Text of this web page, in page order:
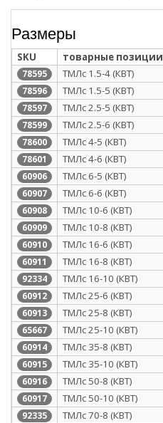
Размеры
SKU товарные позиции
78595 ТМЛс 1.5-4 (КВТ)
78596 ТМЛс 1.5-5 (КВТ)
78597 ТМЛс 2.5-5 (КВТ)
78599 ТМЛс 2.5-6 (КВТ)
78600 ТМЛс 4-5 (КВТ)
78601 ТМЛс 4-6 (КВТ)
60906 ТМЛс 6-5 (КВТ)
60907 ТМЛс 6-6 (КВТ)
60908 ТМЛс 10-6 (КВТ)
60909 ТМЛс 10-8 (КВТ)
60910 ТМЛс 16-6 (КВТ)
60911 ТМЛс 16-8 (КВТ)
92334 ТМЛс 16-10 (КВТ)
60912 ТМЛс 25-6 (КВТ)
60913 ТМЛс 25-8 (КВТ)
65667 ТМЛс 25-10 (КВТ)
60914 ТМЛс 35-8 (КВТ)
60915 ТМЛс 35-10 (КВТ)
60916 ТМЛс 50-8 (КВТ)
60917 ТМЛс 50-10 (КВТ)
92335 ТМЛс 70-8 (КВТ)